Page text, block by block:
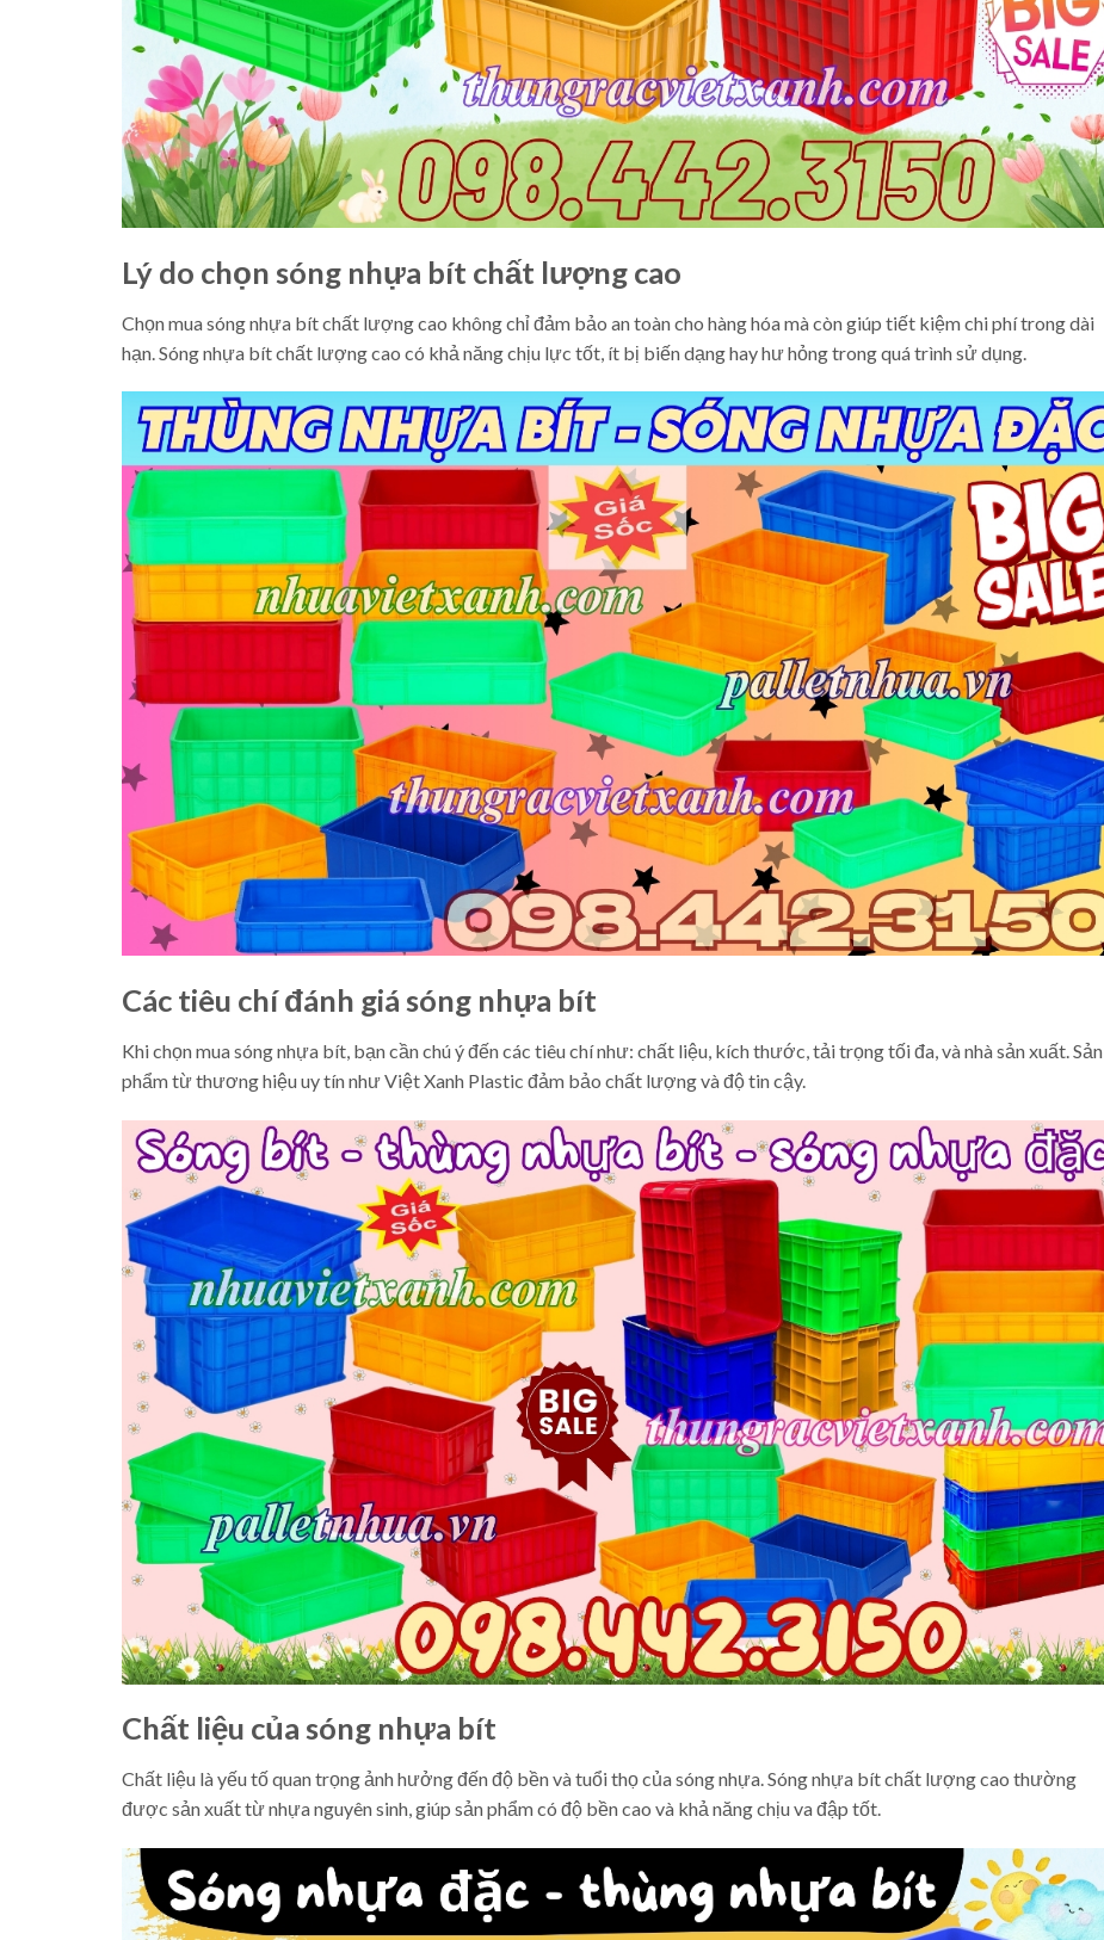
Lý do chọn sóng nhựa bít chất lượng cao
Chọn mua sóng nhựa bít chất lượng cao không chỉ đảm bảo an toàn cho hàng hóa mà còn giúp tiết kiệm chi phí trong dài
hạn. Sóng nhựa bít chất lượng cao có khả năng chịu lực tốt, ít bị biến dạng hay hư hỏng trong quá trình sử dụng.
Các tiêu chí đánh giá sóng nhựa bít
Khi chọn mua sóng nhựa bít, bạn cần chú ý đến các tiêu chí như: chất liệu, kích thước, tải trọng tối đa, và nhà sản xuất. Sản
phẩm từ thương hiệu uy tín như Việt Xanh Plastic đảm bảo chất lượng và độ tin cậy.
Chất liệu của sóng nhựa bít
Chất liệu là yếu tố quan trọng ảnh hưởng đến độ bền và tuổi thọ của sóng nhựa. Sóng nhựa bít chất lượng cao thường
được sản xuất từ nhựa nguyên sinh, giúp sản phẩm có độ bền cao và khả năng chịu va đập tốt.